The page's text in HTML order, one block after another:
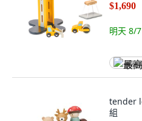
$1,690
明天 8/
最高
tender
組